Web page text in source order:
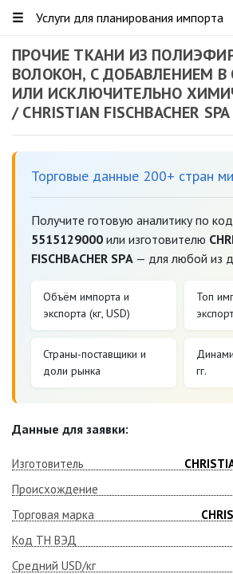
☰ Услуги для планирования импорта
ПРОЧИЕ ТКАНИ ИЗ
ВОЛОКОН, С ДОБАВЛЕНИЕМ
ИЛИ ИСКЛЮЧИТЕЛЬНО
/ CHRISTIAN FISCHBACHER SPA
Торговые данные 200+ стран
Получите готовую аналитику по
5515129000 или изготовителю
FISCHBACHER SPA — для любой из
Объём импорта и
экспорта (кг, USD)
Топ
Страны-поставщики и
доли рынка
гг.
Данные для заявки:
Изготовитель
Происхождение
Торговая марка
Код ТН ВЭД
Средний USD/кг